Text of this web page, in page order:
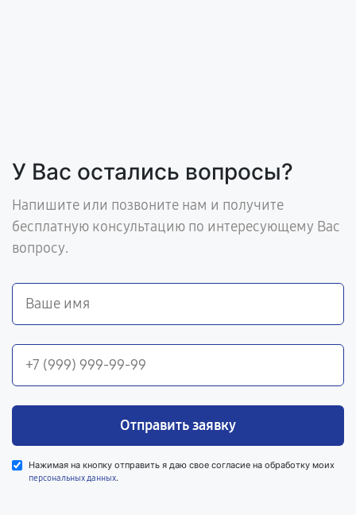
У Вас остались вопросы?
Напишите или позвоните нам и получите
бесплатную консультацию по интересующему Вас
вопросу.
Отправить заявку
Нажимая на кнопку отправить я даю свое согласие на обработку моих
персональных данных.